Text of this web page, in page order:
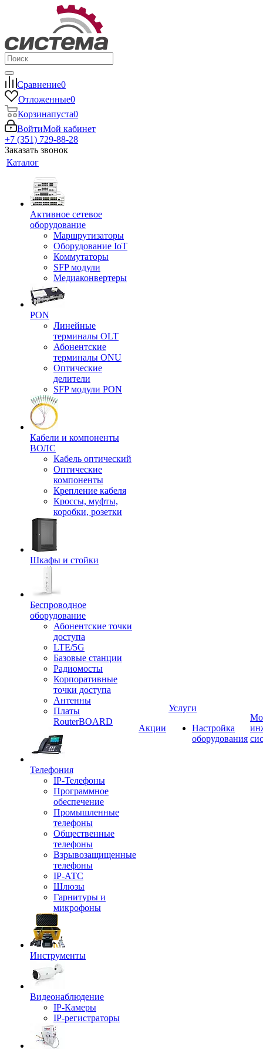
Сравнение0
Отложенные0
Корзинапуста0
ВойтиМой кабинет
+7 (351) 729-88-28
Заказать звонок
Каталог
Активное сетевое
оборудование
Маршрутизаторы
Оборудование IoT
Коммутаторы
SFP модули
Медиаконвертеры
PON
Линейные
терминалы OLT
Абонентские
терминалы ONU
Оптические
делители
SFP модули PON
Кабели и компоненты
ВОЛС
Кабель оптический
Оптические
компоненты
Крепление кабеля
Кроссы, муфты,
коробки, розетки
Шкафы и стойки
Беспроводное
оборудование
Абонентские точки
доступа
LTE/5G
Базовые станции
Радиомосты
Корпоративные
точки доступа
Антенны
Платы
RouterBOARD
Телефония
IP-Телефоны
Программное
обеспечение
Промышленные
телефоны
Общественные
телефоны
Взрывозащищенные
телефоны
IP-АТС
Шлюзы
Гарнитуры и
микрофоны
Инструменты
Видеонаблюдение
IP-Камеры
IP-регистраторы
Акции
Услуги
Настройка
оборудования